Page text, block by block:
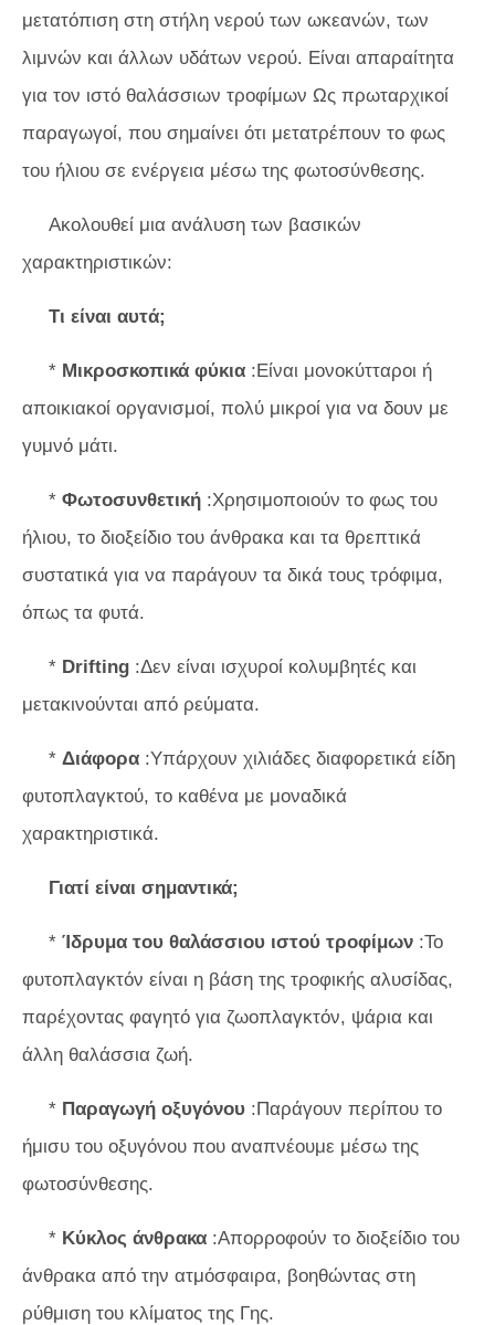
μετατόπιση στη στήλη νερού των ωκεανών, των
λιμνών και άλλων υδάτων νερού. Είναι απαραίτητα
για τον ιστό θαλάσσιων τροφίμων Ως πρωταρχικοί
παραγωγοί, που σημαίνει ότι μετατρέπουν το φως
του ήλιου σε ενέργεια μέσω της φωτοσύνθεσης.
Ακολουθεί μια ανάλυση των βασικών
χαρακτηριστικών:
Τι είναι αυτά;
* Μικροσκοπικά φύκια :Είναι μονοκύτταροι ή
αποικιακοί οργανισμοί, πολύ μικροί για να δουν με
γυμνό μάτι.
* Φωτοσυνθετική :Χρησιμοποιούν το φως του
ήλιου, το διοξείδιο του άνθρακα και τα θρεπτικά
συστατικά για να παράγουν τα δικά τους τρόφιμα,
όπως τα φυτά.
* Drifting :Δεν είναι ισχυροί κολυμβητές και
μετακινούνται από ρεύματα.
* Διάφορα :Υπάρχουν χιλιάδες διαφορετικά είδη
φυτοπλαγκτού, το καθένα με μοναδικά
χαρακτηριστικά.
Γιατί είναι σημαντικά;
* Ίδρυμα του θαλάσσιου ιστού τροφίμων :Το
φυτοπλαγκτόν είναι η βάση της τροφικής αλυσίδας,
παρέχοντας φαγητό για ζωοπλαγκτόν, ψάρια και
άλλη θαλάσσια ζωή.
* Παραγωγή οξυγόνου :Παράγουν περίπου το
ήμισυ του οξυγόνου που αναπνέουμε μέσω της
φωτοσύνθεσης.
* Κύκλος άνθρακα :Απορροφούν το διοξείδιο του
άνθρακα από την ατμόσφαιρα, βοηθώντας στη
ρύθμιση του κλίματος της Γης.